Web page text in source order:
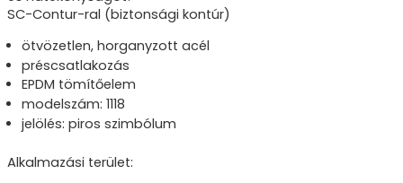
SC-Contur-ral (biztonsági kontúr)
ötvözetlen, horganyzott acél
préscsatlakozás
EPDM tömítőelem
modelszám: 1118
jelölés: piros szimbólum
Alkalmazási terület: